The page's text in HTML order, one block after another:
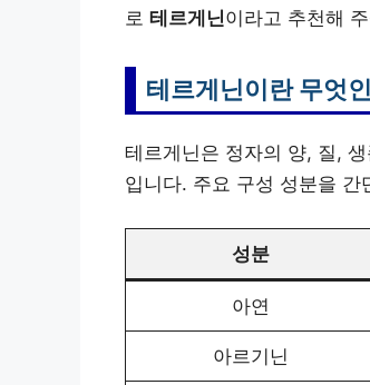
로 테르게닌이라고 추천해
테르게닌이란 무엇
테르게닌은 정자의 양, 질,
입니다. 주요 구성 성분을
성분
아연
아르기닌